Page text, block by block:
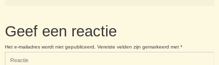
Geef een reactie
Het e-mailadres wordt niet gepubliceerd. Vereiste velden zijn gemarkeerd met *